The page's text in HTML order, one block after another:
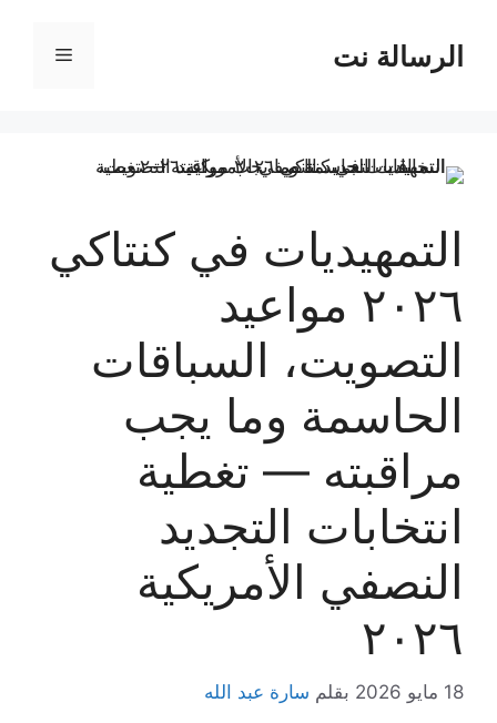
المحتوىالرسالة نت القائمة
التمهيديات في كنتاكي
٢٠٢٦ مواعيد
التصويت، السباقات
الحاسمة وما يجب
مراقبته — تغطية
انتخابات التجديد
النصفي الأمريكية
٢٠٢٦
18 مايو 2026 بقلم سارة عبد الله